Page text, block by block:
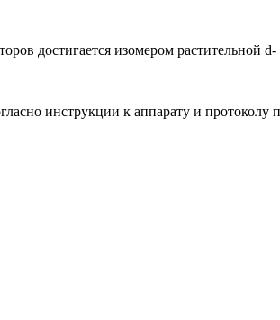
достигается изомером растительной
инструкции к аппарату и протоколу